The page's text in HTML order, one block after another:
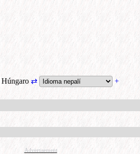
Húngaro ⇄ +
Advertisement